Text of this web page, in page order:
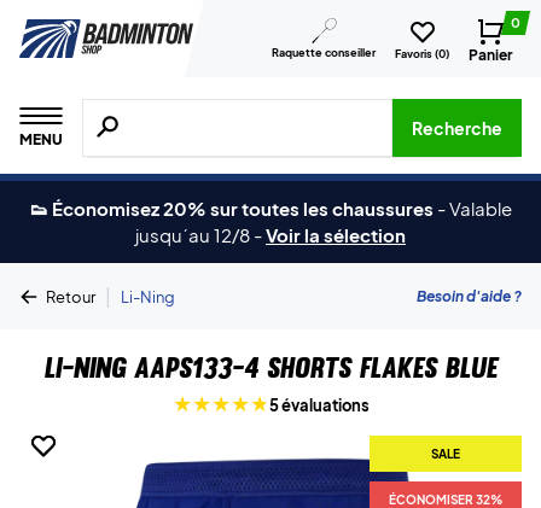
Raquette conseiller Favoris (0)
0
Panier
MENU
Recherche de produits, de marques, etc.
Recherche
👟 Économisez 20% sur toutes les chaussures -Valable
jusqu´au 12/8 -Voir la sélection
Retour | Li-Ning Besoin d'aide ?
Li-Ning AAPS133-4 Shorts Flakes Blue
5 évaluations
SALE
ÉCONOMISER 32%
SALE
ÉCONOMISER 32%